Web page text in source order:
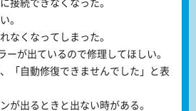
。
なくなってしまった。
が出ているので修理してほしい。
「自動修復できませんでした」と表
が出るときと出ない時がある。